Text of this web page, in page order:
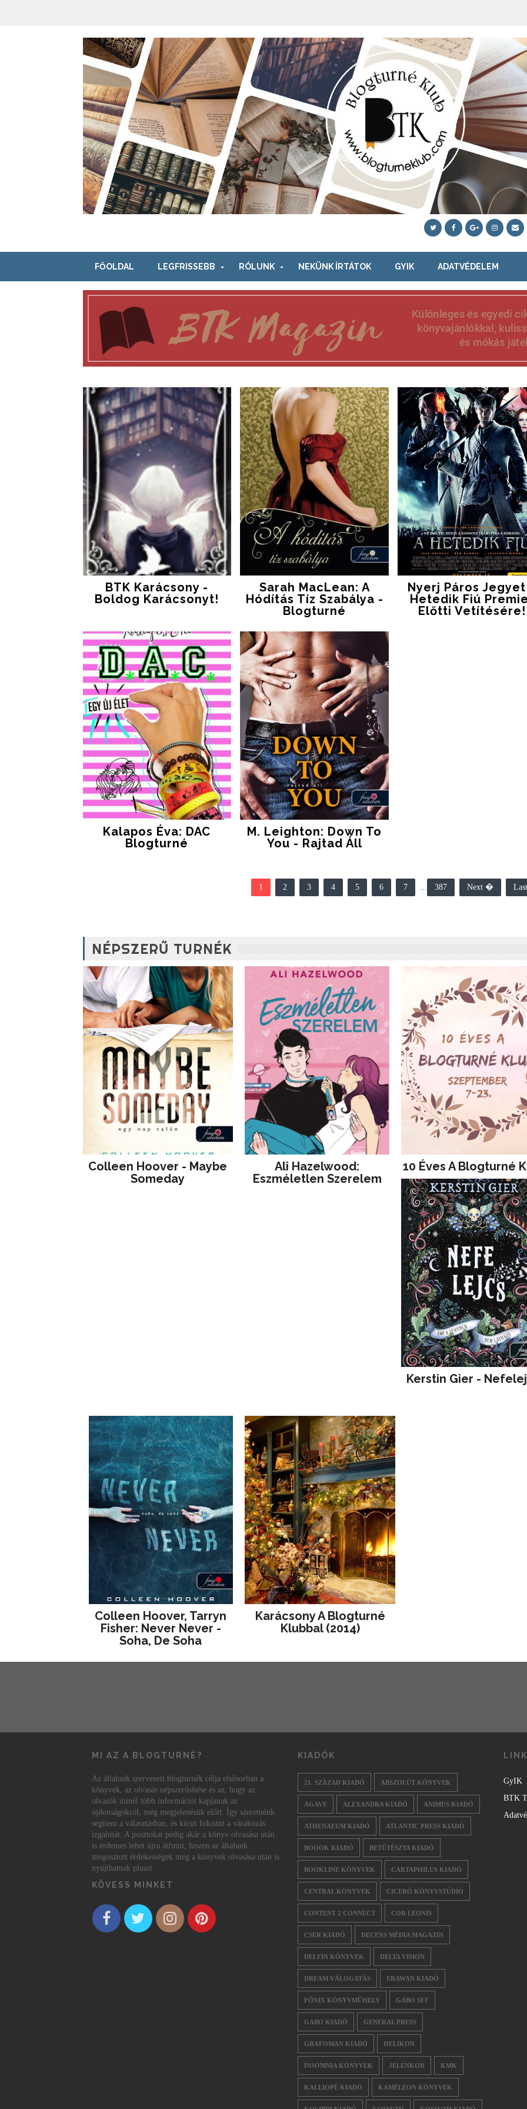
FŐOLDAL LEGFRISSEBB RÓLUNK NEKÜNK ÍRTÁTOK GYIK ADATVÉDELEM
BTK Karácsony -
Boldog Karácsonyt!
Sarah MacLean: A
Hódítás Tíz Szabálya -
Blogturné
Nyerj Páros Jegyet
Hetedik Fiú
Előtti Vetítésére!
Kalapos Éva: DAC
Blogturné
M. Leighton: Down To
You - Rajtad Áll
1 2 3 4 5 6 7 387 Next � Last
NÉPSZERŰ TURNÉK
Colleen Hoover - Maybe
Someday
Ali Hazelwood:
Eszméletlen Szerelem
10 Éves A Blogturné
Kerstin Gier -
Colleen Hoover, Tarryn
Fisher: Never Never -
Soha, De Soha
Karácsony A Blogturné
Klubbal (2014)
MI AZ A BLOGTURNÉ?
Az általunk szervezett blogturnék célja elsősorban a
könyvek, az olvasás népszerűsítése és az, hogy az
olvasók minél több információt kapjanak az
újdonságokról, még megjelenésük előtt. Így szeretnénk
segíteni a választásban, és kicsit fokozni a várakozás
izgalmát. A posztokat pedig akár a könyv olvasása után
is érdemes lehet újra átfutni, hiszen az általunk
megosztott érdekességek még a könyvek olvasása után is
nyújthatnak pluszt.
KÖVESS MINKET
KIADÓK
21. SZÁZAD KIADÓ ABSZOLÚT KÖNYVEK
AGAVE ALEXANDRA KIADÓ ANIMUS KIADÓ
ATHENAEUM KIADÓ ATLANTIC PRESS KIADÓ
BOOOK KIADÓ BETŰTÉSZTA KIADÓ
BOOKLINE KÖNYVEK CARTAPHILUS KIADÓ
CENTRAL KÖNYVEK CICERÓ KÖNYVSTÚDIÓ
CONTENT 2 CONNECT COR LEONIS
CSER KIADÓ DECENS MÉDIA MAGAZIN
DELFIN KÖNYVEK DELTA VISION
DREAM VÁLOGATÁS ERAWAN KIADÓ
FŐNIX KÖNYVMŰHELY GABO SFF
GABO KIADÓ GENERAL PRESS
GRAFOMAN KIADÓ HELIKON
INSOMNIA KÖNYVEK JELENKOR KMK
KALLIOPÉ KIADÓ KAMÉLEON KÖNYVEK
GyIK
BTK